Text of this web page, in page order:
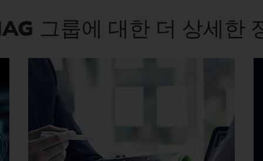
그룹에 대한 더 상세한